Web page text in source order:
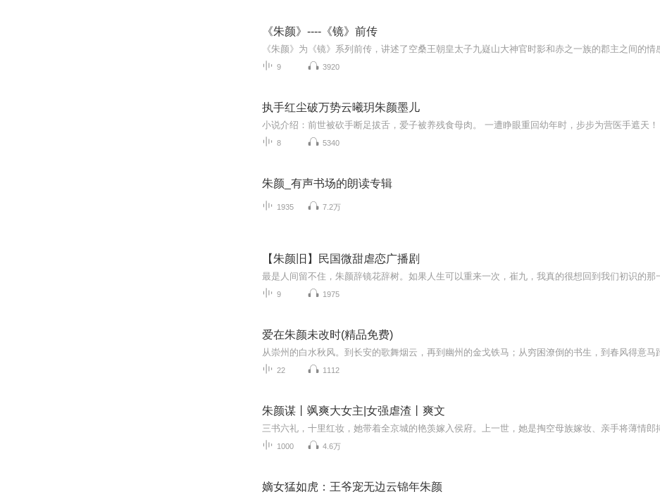
《朱颜》----《镜》前传
9 3920
执手红尘破万势云曦玥朱颜墨儿
8 5340
朱颜_有声书场的朗读专辑
1935 7.2万
【朱颜旧】民国微甜虐恋广播剧
9 1975
爱在朱颜未改时(精品免费)
22 1112
朱颜谋丨飒爽大女主|女强虐渣丨爽文
1000 4.6万
嫡女猛如虎：王爷宠无边云锦年朱颜